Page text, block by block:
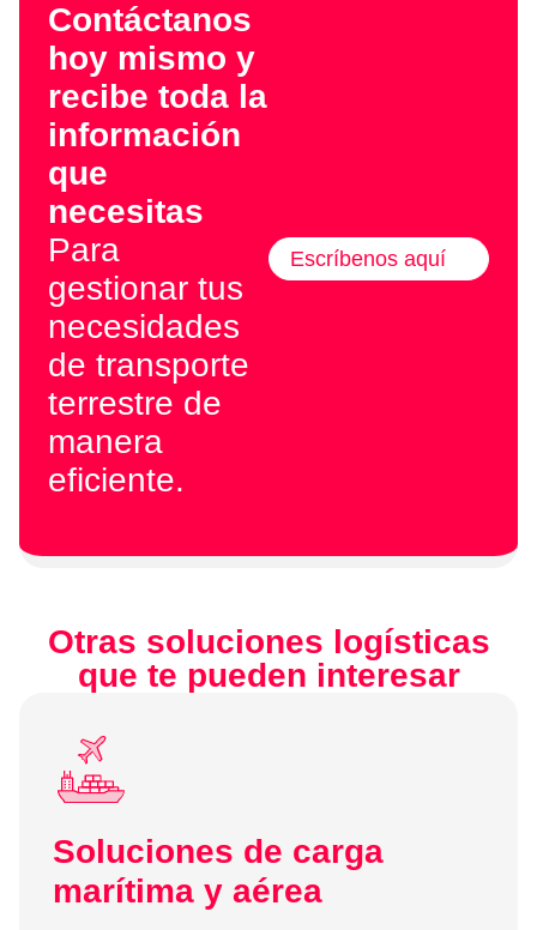
Contáctanos
hoy mismo y
recibe toda la
información
que
necesitas
Para
gestionar tus
necesidades
de transporte
terrestre de
manera
eficiente.
Escríbenos aquí
Otras soluciones logísticas
que te pueden interesar
Soluciones de carga
marítima y aérea